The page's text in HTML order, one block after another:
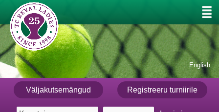
Väljakutsemängud Registreeru turniirile
English